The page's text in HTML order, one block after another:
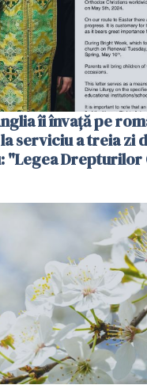
îi învață pe
serviciu a treia zi
"Legea Drepturilor